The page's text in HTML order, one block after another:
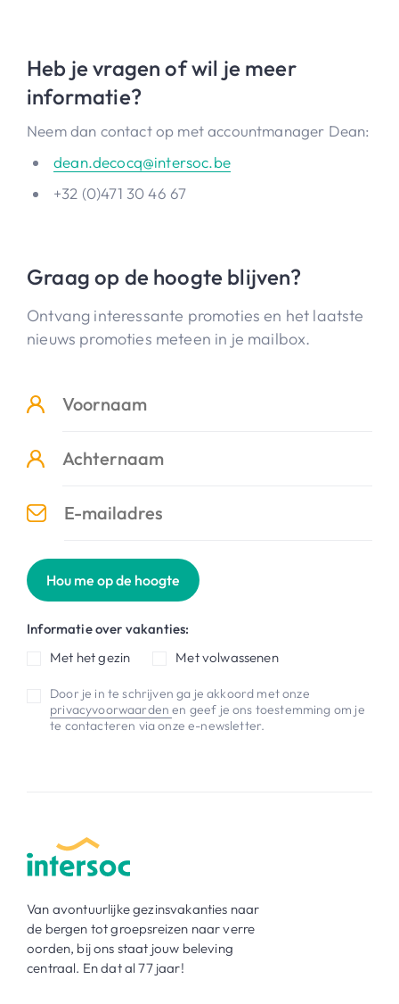
Heb je vragen of wil je meer
informatie?
Neem dan contact op met accountmanager Dean:
dean.decocq@intersoc.be
+32 (0)471 30 46 67
Graag op de hoogte blijven?
Ontvang interessante promoties en het laatste
nieuws promoties meteen in je mailbox.
Hou me op de hoogte
Informatie over vakanties:
Met het gezin
Met volwassenen
Door je in te schrijven ga je akkoord met onze
privacyvoorwaardenen geef je ons toestemming om je
te contacteren via onze e-newsletter.
Van avontuurlijke gezinsvakanties naar
de bergen tot groepsreizen naar verre
oorden, bij ons staat jouw beleving
centraal. En dat al 77 jaar!